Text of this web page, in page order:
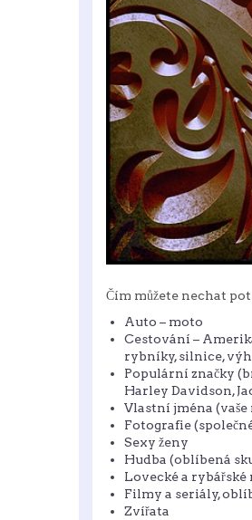
Čím můžete nechat
Auto – moto
Cestování –
rybníky, silnice,
Populární značky
Harley Davidson,
Vlastní jména (vaše
Fotografie
Sexy ženy
Hudba (oblíbená
Lovecké a
Filmy a seriály,
Zvířata